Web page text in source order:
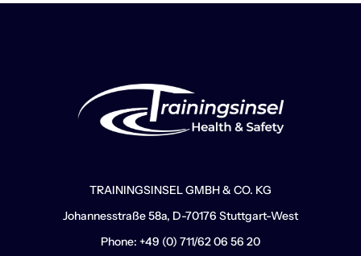
TRAININGSINSEL GMBH & CO. KG
Johannesstraße 58a, D-70176 Stuttgart-West
Phone: +49 (0) 711/62 06 56 20